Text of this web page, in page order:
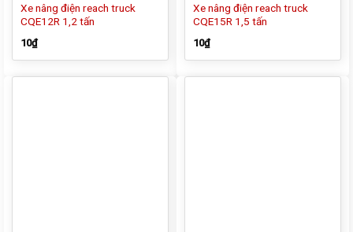
Xe nâng điện reach truck
CQE12R 1,2 tấn
10₫
Xe nâng điện reach truck
CQE15R 1,5 tấn
10₫